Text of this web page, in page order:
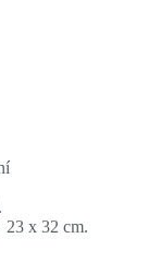
23 x 32 cm.